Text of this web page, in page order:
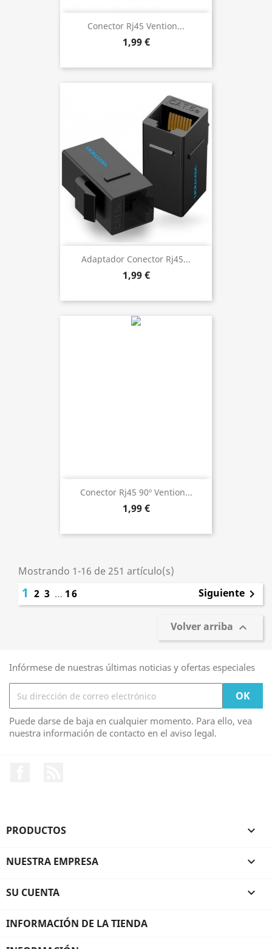
Conector Rj45 Vention...
1,99 €
Adaptador Conector Rj45...
1,99 €
Conector Rj45 90º Vention...
1,99 €
Mostrando 1-16 de 251 artículo(s)
1 2 3 … 16 Siguiente 
Volver arriba 
Infórmese de nuestras últimas noticias y ofertas especiales
Puede darse de baja en cualquier momento. Para ello, vea
nuestra información de contacto en el aviso legal.
PRODUCTOS 
NUESTRA EMPRESA 
SU CUENTA 
INFORMACIÓN DE LA TIENDA